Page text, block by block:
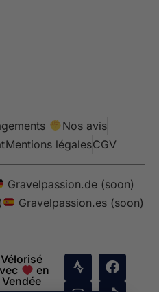
Nos avis
Mentions légalesCGV
Gravelpassion.de (soon)
Gravelpassion.es (soon)
Vélorisé
en
Vendée